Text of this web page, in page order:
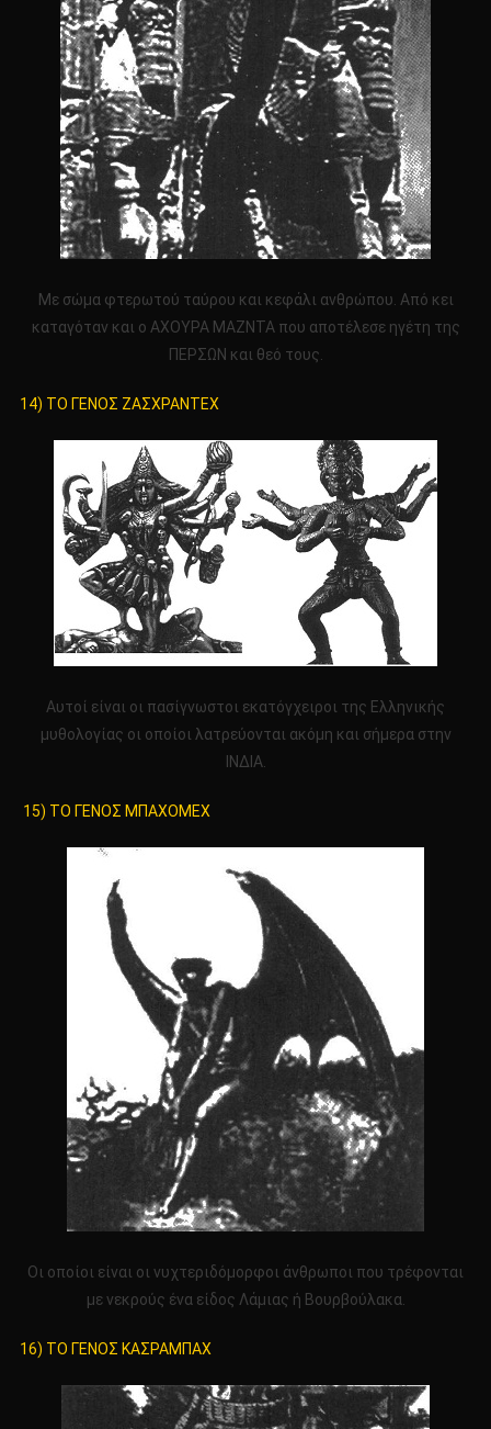
Με σώμα φτερωτού ταύρου και κεφάλι ανθρώπου. Από κει
καταγόταν και ο ΑΧΟΥΡΑ ΜΑΖΝΤΑ που αποτέλεσε ηγέτη της
ΠΕΡΣΩΝ και θεό τους.
14) ΤΟ ΓΕΝΟΣ ΖΑΣΧΡΑΝΤΕΧ
Αυτοί είναι οι πασίγνωστοι εκατόγχειροι της Ελληνικής
μυθολογίας οι οποίοι λατρεύονται ακόμη και σήμερα στην
ΙΝΔΙΑ.
15) ΤΟ ΓΕΝΟΣ ΜΠΑΧΟΜΕΧ
Οι οποίοι είναι οι νυχτεριδόμορφοι άνθρωποι που τρέφονται
με νεκρούς ένα είδος Λάμιας ή Βουρβούλακα.
16) ΤΟ ΓΕΝΟΣ ΚΑΣΡΑΜΠΑΧ